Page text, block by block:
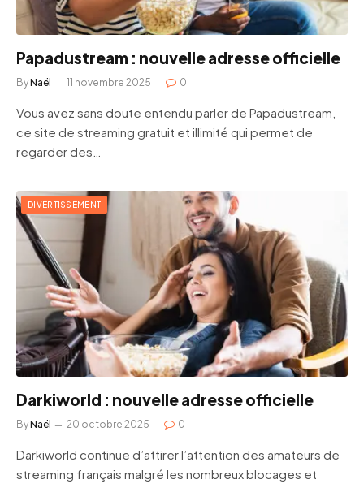
Papadustream : nouvelle adresse officielle
ByNaël 11 novembre 2025 0
Vous avez sans doute entendu parler de Papadustream,
ce site de streaming gratuit et illimité qui permet de
regarder des…
DIVERTISSEMENT
Darkiworld : nouvelle adresse officielle
ByNaël 20 octobre 2025 0
Darkiworld continue d’attirer l’attention des amateurs de
streaming français malgré les nombreux blocages et